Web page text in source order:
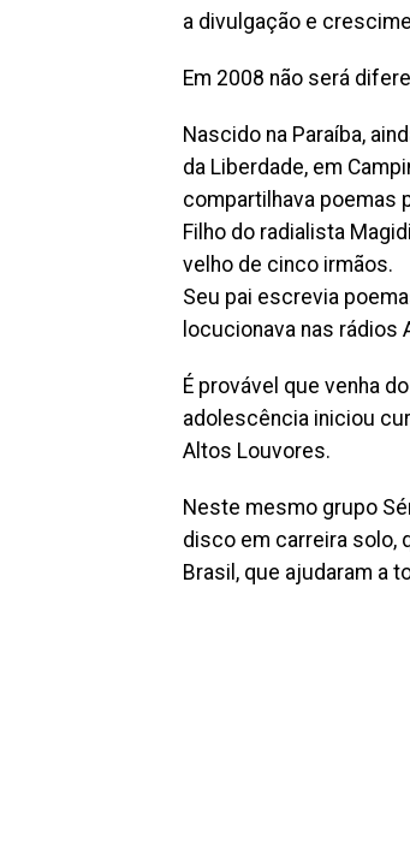
a divulgação e
Em 2008 não será
Nascido na Paraíba,
da Liberdade, em
compartilhava poemas
Filho do radialista
velho de cinco irmãos.
Seu pai escrevia
locucionava nas rádios
É provável que venha
adolescência iniciou
Altos Louvores.
Neste mesmo grupo
disco em carreira solo,
Brasil, que ajudaram a